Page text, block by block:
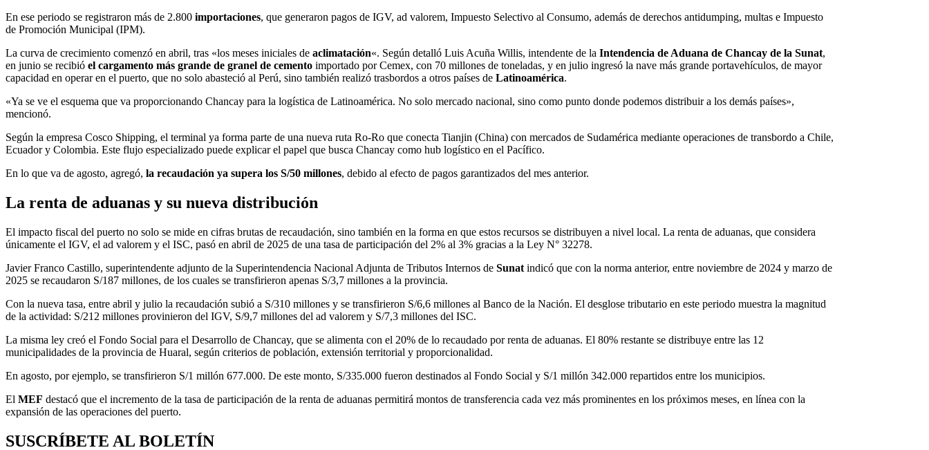
En ese periodo se registraron más de 2.800 importaciones, que generaron pagos de IGV, ad valorem, Impuesto Selectivo al Consumo, además de derechos antidumping, multas e Impuesto
de Promoción Municipal (IPM).
La curva de crecimiento comenzó en abril, tras «los meses iniciales de aclimatación«. Según detalló Luis Acuña Willis, intendente de la Intendencia de Aduana de Chancay de la Sunat,
en junio se recibió el cargamento más grande de granel de cemento importado por Cemex, con 70 millones de toneladas, y en julio ingresó la nave más grande portavehículos, de mayor
capacidad en operar en el puerto, que no solo abasteció al Perú, sino también realizó trasbordos a otros países de Latinoamérica.
«Ya se ve el esquema que va proporcionando Chancay para la logística de Latinoamérica. No solo mercado nacional, sino como punto donde podemos distribuir a los demás países»,
mencionó.
Según la empresa Cosco Shipping, el terminal ya forma parte de una nueva ruta Ro-Ro que conecta Tianjin (China) con mercados de Sudamérica mediante operaciones de transbordo a Chile,
Ecuador y Colombia. Este flujo especializado puede explicar el papel que busca Chancay como hub logístico en el Pacífico.
En lo que va de agosto, agregó, la recaudación ya supera los S/50 millones, debido al efecto de pagos garantizados del mes anterior.
La renta de aduanas y su nueva distribución
El impacto fiscal del puerto no solo se mide en cifras brutas de recaudación, sino también en la forma en que estos recursos se distribuyen a nivel local. La renta de aduanas, que considera
únicamente el IGV, el ad valorem y el ISC, pasó en abril de 2025 de una tasa de participación del 2% al 3% gracias a la Ley N° 32278.
Javier Franco Castillo, superintendente adjunto de la Superintendencia Nacional Adjunta de Tributos Internos de Sunat indicó que con la norma anterior, entre noviembre de 2024 y marzo de
2025 se recaudaron S/187 millones, de los cuales se transfirieron apenas S/3,7 millones a la provincia.
Con la nueva tasa, entre abril y julio la recaudación subió a S/310 millones y se transfirieron S/6,6 millones al Banco de la Nación. El desglose tributario en este periodo muestra la magnitud
de la actividad: S/212 millones provinieron del IGV, S/9,7 millones del ad valorem y S/7,3 millones del ISC.
La misma ley creó el Fondo Social para el Desarrollo de Chancay, que se alimenta con el 20% de lo recaudado por renta de aduanas. El 80% restante se distribuye entre las 12
municipalidades de la provincia de Huaral, según criterios de población, extensión territorial y proporcionalidad.
En agosto, por ejemplo, se transfirieron S/1 millón 677.000. De este monto, S/335.000 fueron destinados al Fondo Social y S/1 millón 342.000 repartidos entre los municipios.
El MEF destacó que el incremento de la tasa de participación de la renta de aduanas permitirá montos de transferencia cada vez más prominentes en los próximos meses, en línea con la
expansión de las operaciones del puerto.
SUSCRÍBETE AL BOLETÍN